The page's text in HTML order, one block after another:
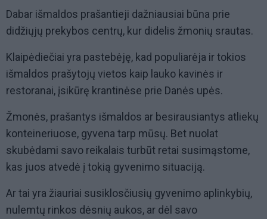
Dabar išmaldos prašantieji dažniausiai būna prie
didžiųjų prekybos centrų, kur didelis žmonių srautas.
Klaipėdiečiai yra pastebėję, kad populiarėja ir tokios
išmaldos prašytojų vietos kaip lauko kavinės ir
restoranai, įsikūrę krantinėse prie Danės upės.
Žmonės, prašantys išmaldos ar besirausiantys atliekų
konteineriuose, gyvena tarp mūsų. Bet nuolat
skubėdami savo reikalais turbūt retai susimąstome,
kas juos atvedė į tokią gyvenimo situaciją.
Ar tai yra žiauriai susiklosčiusių gyvenimo aplinkybių,
nulemtų rinkos dėsnių aukos, ar dėl savo